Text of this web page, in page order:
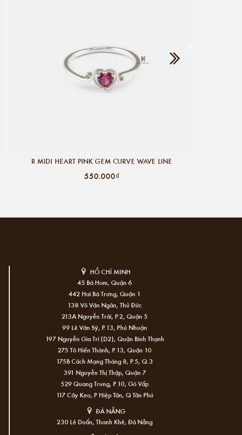
R MIDI HEART PINK GEM CURVE WAVE LINE
550.000₫
HỒ CHÍ MINH
45 Bà Hom, Quận 6
442 Hai Bà Trưng, Quận 1
138 Võ Văn Ngân, Thủ Đức
213A Nguyễn Trãi, P.2, Quận 5
99 Lê Văn Sỹ, P.13, Phú Nhuận
197 Nguyễn Gia Trí (D2), Quận Bình Thạnh
275 Tô Hiến Thành, P.13, Quận 10
175B Cách Mạng Tháng 8, P.5, Q.3
391 Nguyễn Thị Thập, Quận 7
529 Quang Trung, P.10, Gò Vấp
117 Cây Keo, P Hiệp Tân, Q Tân Phú
ĐÀ NẴNG
230 Lê Duẩn, Thanh Khê, Đà Nẵng